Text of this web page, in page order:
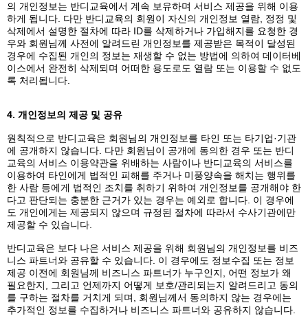
의 개인정보는 반디교육에서 계속 보유하며 서비스 제공을 위해 이용
하게 됩니다. 다만 반디교육의 회원이 자신의 개인정보 열람, 정정 및
삭제에서 설명한 절차에 따라 ID를 삭제하거나 가입해지를 요청한 경
우와 회원님께 사전에 알려드린 개인정보를 제공받은 목적이 달성된
경우에 수집된 개인의 정보는 재생할 수 없는 방법에 의하여 데이터베
이스에서 완전히 삭제되며 어떠한 용도로도 열람 또는 이용할 수 없도
록 처리됩니다.
4. 개인정보의 제공 및 공유
원칙적으로 반디교육은 회원님의 개인정보를 타인 또는 타기업·기관
에 공개하지 않습니다. 다만 회원님이 공개에 동의한 경우 또는 반디
교육의 서비스 이용약관을 위배하는 사람이나 반디교육의 서비스를
이용하여 타인에게 법적인 피해를 주거나 미풍양속을 해치는 행위를
한 사람 등에게 법적인 조치를 취하기 위하여 개인정보를 공개해야 한
다고 판단되는 충분한 근거가 있는 경우는 예외로 합니다. 이 경우에
도 개인에게는 제공되지 않으며 규정된 절차에 따라서 수사기관에만
제공할 수 있습니다.
반디교육은 보다 나은 서비스 제공을 위해 회원님의 개인정보를 비즈
니스 파트너와 공유할 수 있습니다. 이 경우에도 정보수집 또는 정보
제공 이전에 회원님께 비즈니스 파트너가 누구인지, 어떤 정보가 왜
필요한지, 그리고 언제까지 어떻게 보호/관리되는지 알려드리고 동의
를 구하는 절차를 거치게 되며, 회원님께서 동의하지 않는 경우에는
추가적인 정보를 수집하거나 비즈니스 파트너와 공유하지 않습니다.